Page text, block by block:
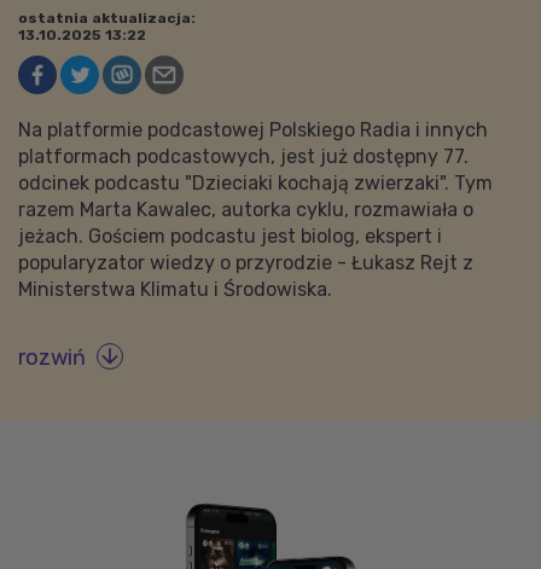
ostatnia aktualizacja:
13.10.2025 13:22
Na platformie podcastowej Polskiego Radia i innych
platformach podcastowych, jest już dostępny 77.
odcinek podcastu "Dzieciaki kochają zwierzaki". Tym
razem Marta Kawalec, autorka cyklu, rozmawiała o
jeżach. Gościem podcastu jest biolog, ekspert i
popularyzator wiedzy o przyrodzie - Łukasz Rejt z
Ministerstwa Klimatu i Środowiska.
rozwiń 